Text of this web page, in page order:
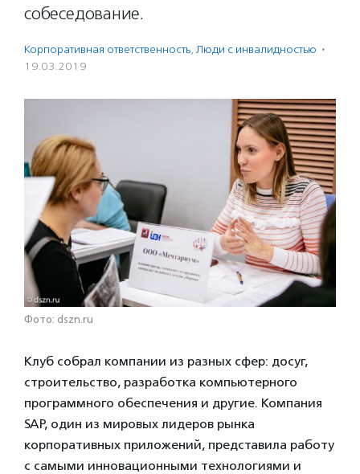
собеседование.
Корпоративная ответственность, Люди с инвалидностью ·
19.03.2019
Фото: dszn.ru
Клуб собрал компании из разных сфер: досуг,
строительство, разработка компьютерного
программного обеспечения и другие. Компания
SAP, один из мировых лидеров рынка
корпоративных приложений, представила работу
с самыми инновационными технологиями и